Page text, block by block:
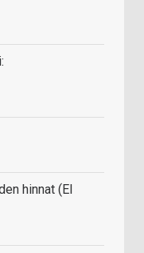
hinnat (EI